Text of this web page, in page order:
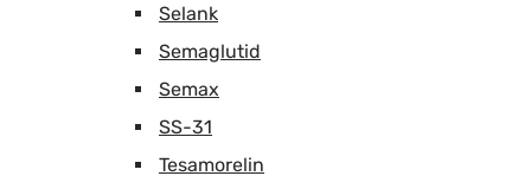
Selank
Semaglutid
Semax
SS-31
Tesamorelin